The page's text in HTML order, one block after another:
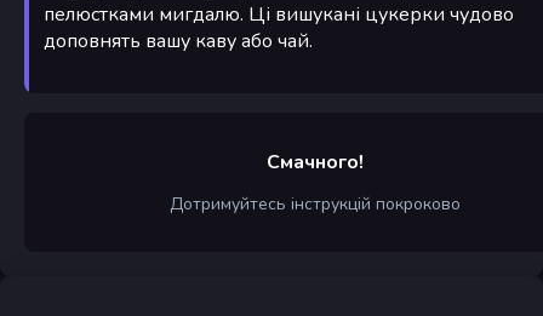
пелюстками мигдалю. Ці вишукані цукерки чудово
доповнять вашу каву або чай.
Смачного!
Дотримуйтесь інструкцій покроково